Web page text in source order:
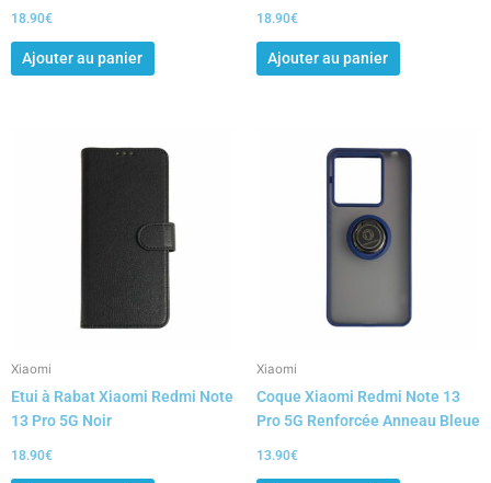
18.90€
Ajouter au panier
18.90€
Ajouter au panier
Xiaomi
Etui à Rabat Xiaomi Redmi Note
13 Pro 5G Noir
18.90€
Xiaomi
Coque Xiaomi Redmi Note 13
Pro 5G Renforcée Anneau Bleue
13.90€